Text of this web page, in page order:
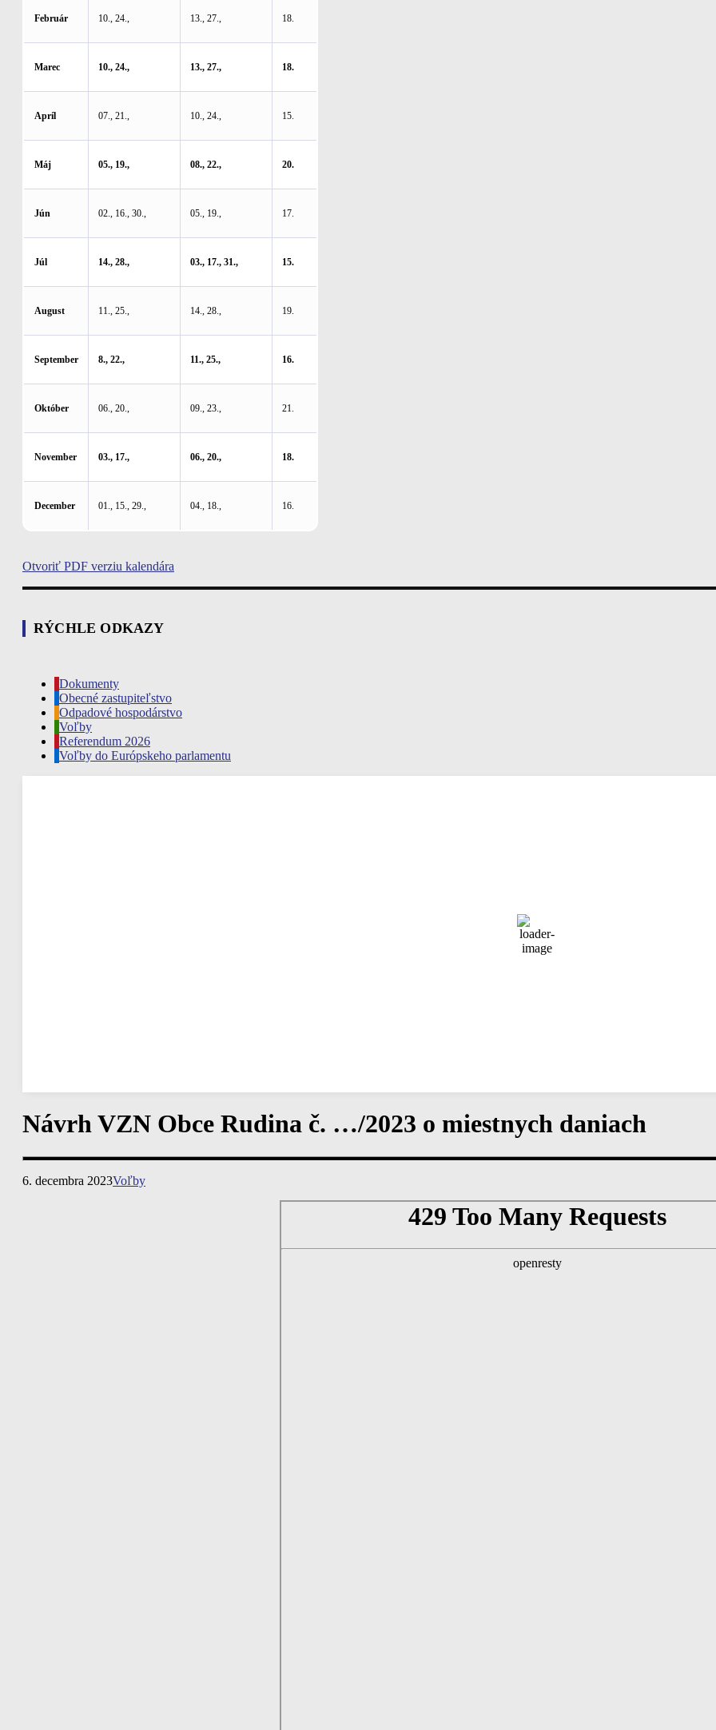
Február 10., 24., 13., 27., 18.
Marec 10., 24., 13., 27., 18.
Apríl 07., 21., 10., 24., 15.
Máj 05., 19., 08., 22., 20.
Jún 02., 16., 30., 05., 19., 17.
Júl 14., 28., 03., 17., 31., 15.
August 11., 25., 14., 28., 19.
September 8., 22., 11., 25., 16.
Október 06., 20., 09., 23., 21.
November 03., 17., 06., 20., 18.
December 01., 15., 29., 04., 18., 16.
Otvoriť PDF verziu kalendára
RÝCHLE ODKAZY
Dokumenty
Obecné zastupiteľstvo
Odpadové hospodárstvo
Voľby
Referendum 2026
Voľby do Európskeho parlamentu
Návrh VZN Obce Rudina č. …/2023 o miestnych daniach
6. decembra 2023Voľby